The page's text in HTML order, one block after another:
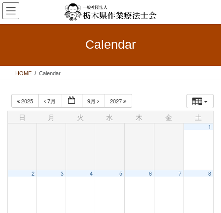
コ
ン
テ
ス
ナ
ビ
ゲ
ン
Calendar
HOME Calendar
2025 7月 9月 2027
日 月 火 水 木 金 土
1
2 3 4 5 6 7 8